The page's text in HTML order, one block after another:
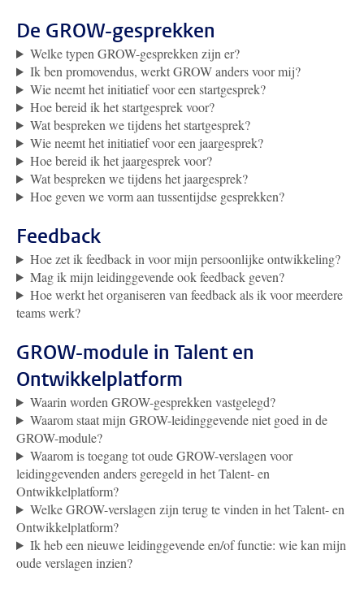
De GROW-gesprekken
Welke typen GROW-gesprekken zijn er?
Ik ben promovendus, werkt GROW anders voor mij?
Wie neemt het initiatief voor een startgesprek?
Hoe bereid ik het startgesprek voor?
Wat bespreken we tijdens het startgesprek?
Wie neemt het initiatief voor een jaargesprek?
Hoe bereid ik het jaargesprek voor?
Wat bespreken we tijdens het jaargesprek?
Hoe geven we vorm aan tussentijdse gesprekken?
Feedback
Hoe zet ik feedback in voor mijn persoonlijke ontwikkeling?
Mag ik mijn leidinggevende ook feedback geven?
Hoe werkt het organiseren van feedback als ik voor meerdere
teams werk?
GROW-module in Talent en
Ontwikkelplatform
Waarin worden GROW-gesprekken vastgelegd?
Waarom staat mijn GROW-leidinggevende niet goed in de
GROW-module?
Waarom is toegang tot oude GROW-verslagen voor
leidinggevenden anders geregeld in het Talent- en
Ontwikkelplatform?
Welke GROW-verslagen zijn terug te vinden in het Talent- en
Ontwikkelplatform?
Ik heb een nieuwe leidinggevende en/of functie: wie kan mijn
oude verslagen inzien?